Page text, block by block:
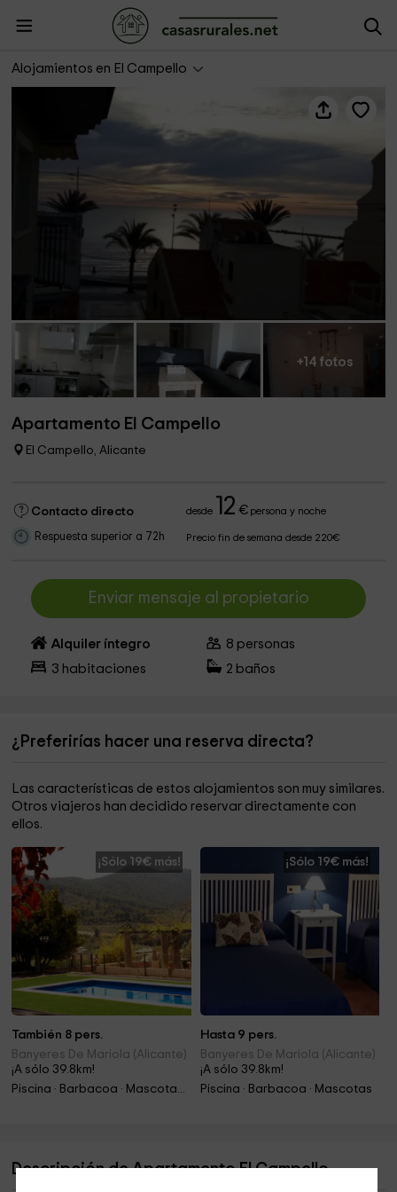
Alojamientos en El Campello
Apartamento El Campello
+14 fotos
Apartamento El Campello
El Campello, Alicante
Contacto directo desde 12 €persona y noche
Respuesta superior a 72h Precio fin de semana desde 220€
Enviar mensaje al propietario
Alquiler íntegro 8 personas
3 habitaciones 2 baños
¿Preferirías hacer una reserva directa?
Las características de estos alojamientos son muy similares.
Otros viajeros han decidido reservar directamente con
ellos.
¡Sólo 19€ más!
También 8 pers.
Banyeres De Mariola (Alicante)
¡A sólo 39.8km!
Piscina · Barbacoa · Mascotas · Chimenea
¡Sólo 19€ más!
Hasta 9 pers.
Banyeres De Mariola (Alicante)
¡A sólo 39.8km!
Piscina · Barbacoa · Mascotas
Descripción de Apartamento El Campello